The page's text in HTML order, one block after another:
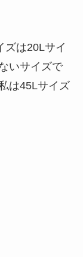
ズは20Lサイ
いサイズで
は45Lサイズ